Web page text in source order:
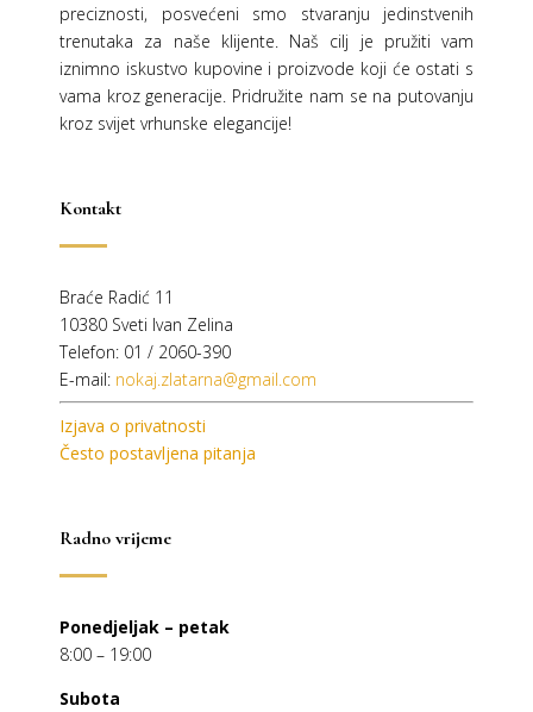
preciznosti, posvećeni smo stvaranju jedinstvenih
trenutaka za naše klijente. Naš cilj je pružiti vam
iznimno iskustvo kupovine i proizvode koji će ostati s
vama kroz generacije. Pridružite nam se na putovanju
kroz svijet vrhunske elegancije!
Kontakt
Braće Radić 11
10380 Sveti Ivan Zelina
Telefon: 01 / 2060-390
E-mail: nokaj.zlatarna@gmail.com
Izjava o privatnosti
Često postavljena pitanja
Radno vrijeme
Ponedjeljak – petak
8:00 – 19:00
Subota